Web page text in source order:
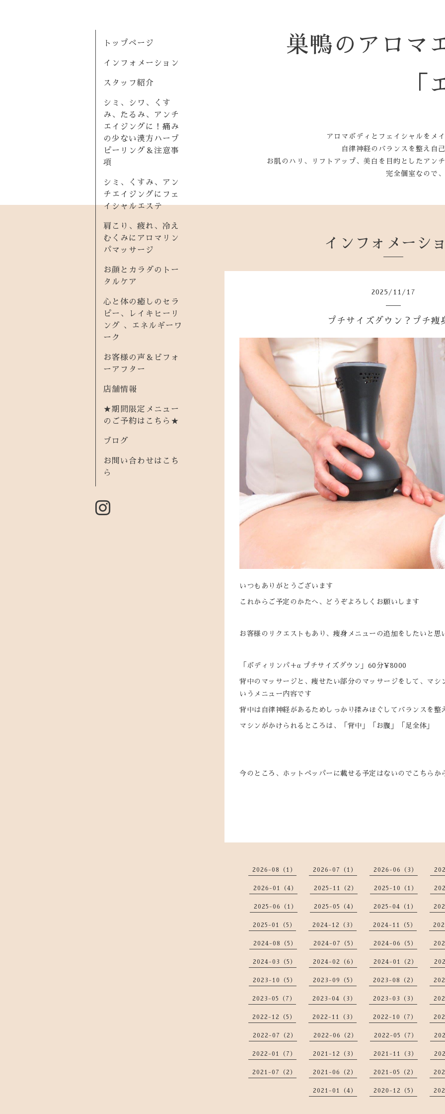
巣鴨のアロマ
「
アロマボディとフェイシャルをメ
自律神経のバランスを整え自
お肌のハリ、リフトアップ、美白を目的としたアン
完全個室なので
トップページ
インフォメーション
スタッフ紹介
シミ、シワ、くす
み、たるみ、アンチ
エイジングに！痛み
の少ない漢方ハーブ
ピーリング＆注意事
項
シミ、くすみ、アン
チエイジングにフェ
イシャルエステ
肩こり、疲れ、冷え
むくみにアロマリン
パマッサージ
お顔とカラダのトー
タルケア
心と体の癒しのセラ
ピー、レイキヒーリ
ング 、エネルギーワ
ーク
お客様の声＆ビフォ
ーアフター
店舗情報
★期間限定メニュー
のご予約はこちら★
ブログ
お問い合わせはこち
ら
インフォメーシ
2025 / 11 / 17
プチサイズダウン？プチ痩
いつもありがとうございます
これからご予定のかたへ、どうぞよろしくお願いします
お客様のリクエストもあり、痩身メニューの追加をしたいと思
「ボディリンパ＋α プチサイズダウン」60分¥8000
背中のマッサージと、痩せたい部分のマッサージをして、マシ
いうメニュー内容です
背中は自律神経があるためしっかり揉みほぐしてバランスを整
マシンがかけられるところは、「背中」「お腹」「足全体」
今のところ、ホットペッパーに載せる予定はないのでこちらか
2026-08（1） 2026-07（1） 2026-06（3）
2026-01（4） 2025-11（2） 2025-10（1）
2025-06（1） 2025-05（4） 2025-04（1）
2025-01（5） 2024-12（3） 2024-11（5）
2024-08（5） 2024-07（5） 2024-06（5）
2024-03（5） 2024-02（6） 2024-01（2）
2023-10（5） 2023-09（5） 2023-08（2）
2023-05（7） 2023-04（3） 2023-03（3）
2022-12（5） 2022-11（3） 2022-10（7）
2022-07（2） 2022-06（2） 2022-05（7）
2022-01（7） 2021-12（3） 2021-11（3）
2021-07（2） 2021-06（2） 2021-05（2）
2021-01（4） 2020-12（5）